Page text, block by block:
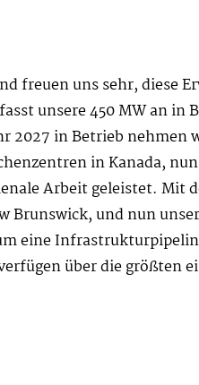
freuen uns sehr, diese
unsere 450 MW an in
2027 in Betrieb nehmen
in Kanada,
Arbeit geleistet. Mit
Brunswick, und nun
eine
über die größten